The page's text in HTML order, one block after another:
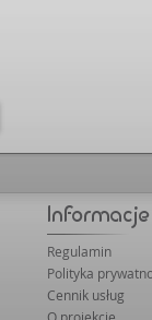
Regulamin
Polityka
Cennik usług